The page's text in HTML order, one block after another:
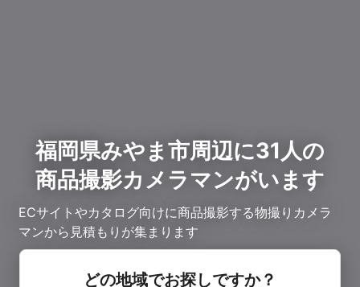
福岡県みやま市周辺に31人の
商品撮影カメラマンがいます
ECサイトやカタログ向けに商品撮影する物撮りカメラ
マンから見積もりが集まります
どの地域でお探しですか？